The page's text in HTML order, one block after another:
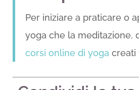
Per iniziare a praticare o
yoga che la meditazione,
corsi online di yoga creati